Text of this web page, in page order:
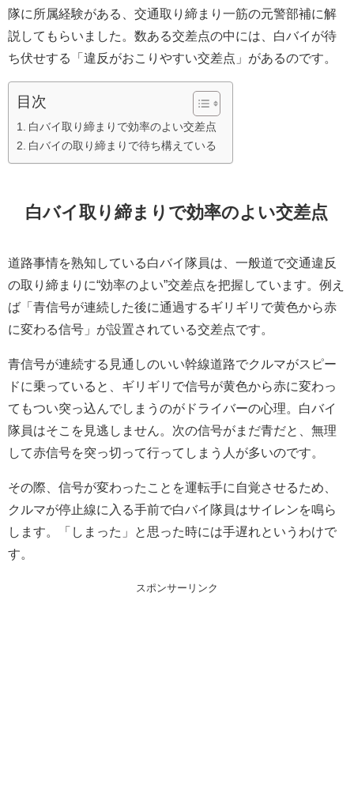
隊に所属経験がある、交通取り締まり一筋の元警部補に解
説してもらいました。数ある交差点の中には、白バイが待
ち伏せする「違反がおこりやすい交差点」があるのです。
目次
白バイ取り締まりで効率のよい交差点
白バイの取り締まりで待ち構えている
白バイ取り締まりで効率のよい交差点
道路事情を熟知している白バイ隊員は、一般道で交通違反
の取り締まりに“効率のよい”交差点を把握しています。例え
ば「青信号が連続した後に通過するギリギリで黄色から赤
に変わる信号」が設置されている交差点です。
青信号が連続する見通しのいい幹線道路でクルマがスピー
ドに乗っていると、ギリギリで信号が黄色から赤に変わっ
てもつい突っ込んでしまうのがドライバーの心理。白バイ
隊員はそこを見逃しません。次の信号がまだ青だと、無理
して赤信号を突っ切って行ってしまう人が多いのです。
その際、信号が変わったことを運転手に自覚させるため、
クルマが停止線に入る手前で白バイ隊員はサイレンを鳴ら
します。「しまった」と思った時には手遅れというわけで
す。
スポンサーリンク